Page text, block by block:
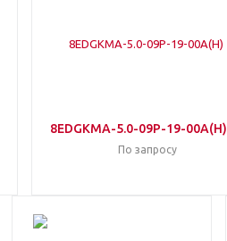
8EDGKMA-5.0-09P-19-00A(H)
По запросу